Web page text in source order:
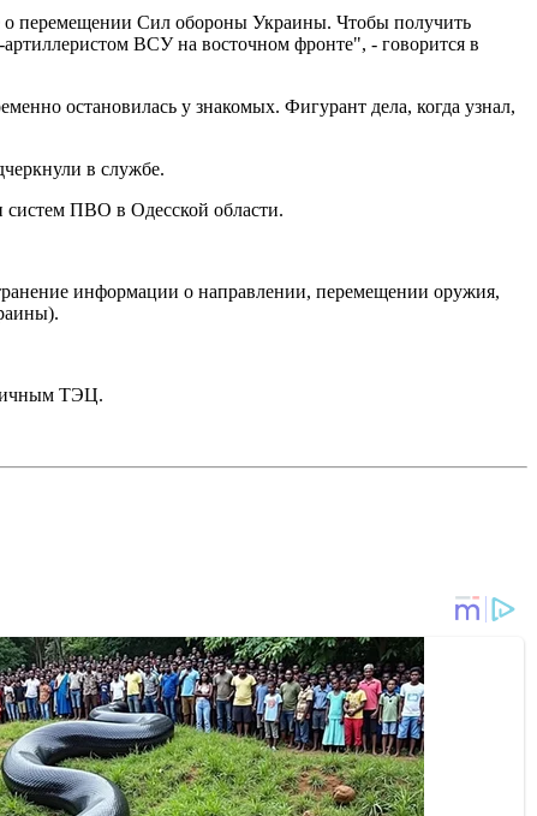
о перемещении Сил обороны Украины. Чтобы получить
ВСУ на восточном фронте", - говорится в
остановилась у знакомых. Фигурант дела, когда узнал,
в службе.
систем ПВО в Одесской области.
информации о направлении, перемещении оружия,
ТЭЦ.